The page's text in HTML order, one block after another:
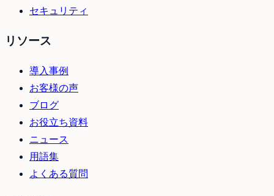
セキュリティ
リソース
導入事例
お客様の声
ブログ
お役立ち資料
ニュース
用語集
よくある質問